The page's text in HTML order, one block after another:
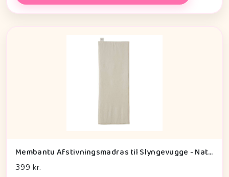
Membantu Afstivningsmadras til Slyngevugge - Natur
399 kr.